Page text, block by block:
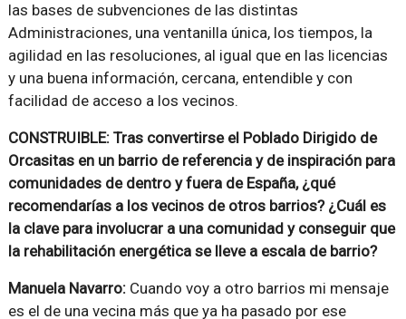
las bases de subvenciones de las distintas
Administraciones, una ventanilla única, los tiempos, la
agilidad en las resoluciones, al igual que en las licencias
y una buena información, cercana, entendible y con
facilidad de acceso a los vecinos.
CONSTRUIBLE: Tras convertirse el Poblado Dirigido de
Orcasitas en un barrio de referencia y de inspiración para
comunidades de dentro y fuera de España, ¿qué
recomendarías a los vecinos de otros barrios? ¿Cuál es
la clave para involucrar a una comunidad y conseguir que
la rehabilitación energética se lleve a escala de barrio?
Manuela Navarro:Cuando voy a otro barrios mi mensaje
es el de una vecina más que ya ha pasado por ese